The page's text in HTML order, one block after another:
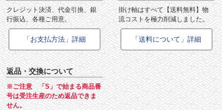
クレジット決済、代金引換、銀
行振込、各種ご用意。
「お支払方法」詳細
掛け軸はすべて【送料無料】物
流コストを極力削減しました。
「送料について」詳細
返品・交換について
※ご注意 「S」で始まる商品番
号は受注生産のため返品できま
せん。